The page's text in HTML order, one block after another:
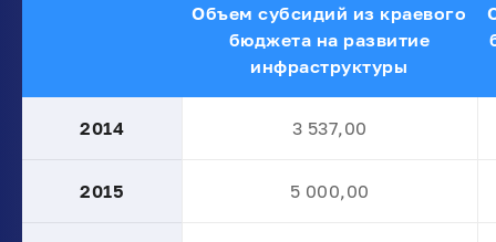
Объем субсидий из краевого
бюджета на развитие
инфраструктуры
2014 3 537,00
2015 5 000,00